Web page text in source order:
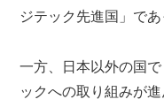
ジテック先進国」で
一方、日本以外の国
ックへの取り組みが